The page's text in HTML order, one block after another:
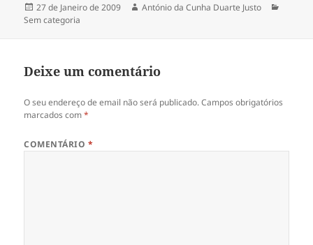
Publicado
a
27 de Janeiro de 2009 Autor
António da Cunha Duarte Justo
Sem categoria
Deixe um comentário
O seu endereço de email não será publicado. Campos obrigatórios
marcados com*
COMENTÁRIO *